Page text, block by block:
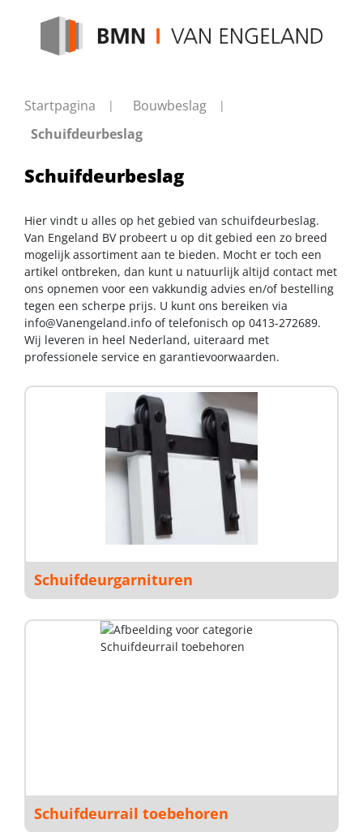
Startpagina
Bouwbeslag
Schuifdeurbeslag
Schuifdeurbeslag
Hier vindt u alles op het gebied van schuifdeurbeslag.
Van Engeland BV probeert u op dit gebied een zo breed
mogelijk assortiment aan te bieden. Mocht er toch een
artikel ontbreken, dan kunt u natuurlijk altijd contact met
ons opnemen voor een vakkundig advies en/of bestelling
tegen een scherpe prijs. U kunt ons bereiken via
info@Vanengeland.info of telefonisch op 0413-272689.
Wij leveren in heel Nederland, uiteraard met
professionele service en garantievoorwaarden.
Schuifdeurgarnituren
Schuifdeurrail toebehoren